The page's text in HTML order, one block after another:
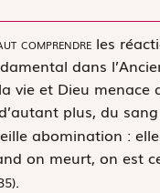
comprendreles
dans
vie et Dieu
plus, du
abomination :
on meurt, on est
.